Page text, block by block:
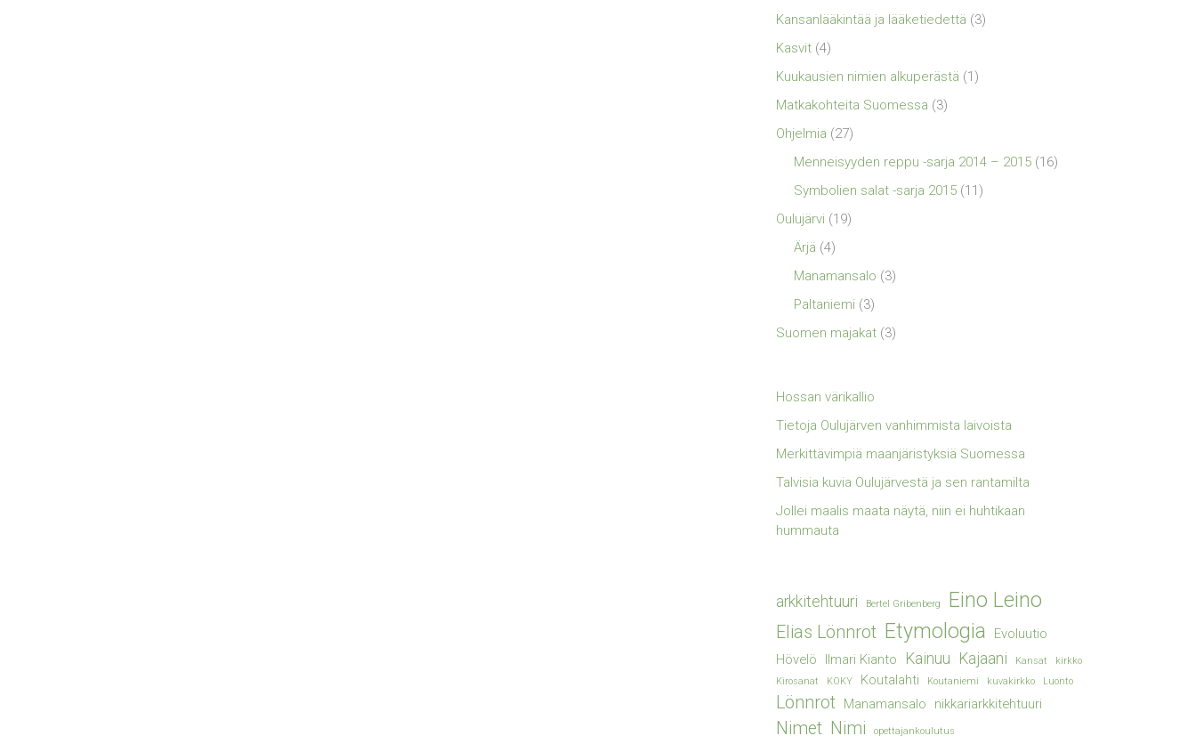
Kansanlääkintää ja lääketiedettä (3)
Kasvit (4)
Kuukausien nimien alkuperästä (1)
Matkakohteita Suomessa (3)
Ohjelmia (27)
Menneisyyden reppu -sarja 2014 – 2015 (16)
Symbolien salat -sarja 2015 (11)
Oulujärvi (19)
Ärjä (4)
Manamansalo (3)
Paltaniemi (3)
Suomen majakat (3)
Hossan värikallio
Tietoja Oulujärven vanhimmista laivoista
Merkittävimpiä maanjäristyksiä Suomessa
Talvisia kuvia Oulujärvestä ja sen rantamilta
Jollei maalis maata näytä, niin ei huhtikaan
hummauta
arkkitehtuuri Bertel Gribenberg Eino Leino
Elias Lönnrot Etymologia
Evoluutio
Hövelö
Ilmari Kianto Kainuu Kajaani Kansat
kirkko
Kirosanat
KOKY Koutalahti Koutaniemi kuvakirkko Luonto
Lönnrot Manamansalo nikkariarkkitehtuuri
Nimet Nimi opettajankoulutus